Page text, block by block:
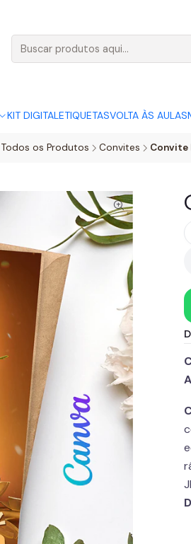
KIT DIGITALETIQUETASVOLTA ÀS AULAS
Todos os Produtos Convites Convite